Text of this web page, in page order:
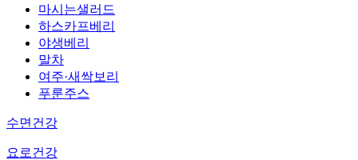
마시는샐러드
하스카프베리
야생베리
말차
여주·새싹보리
푸룬주스
수면건강
요로건강